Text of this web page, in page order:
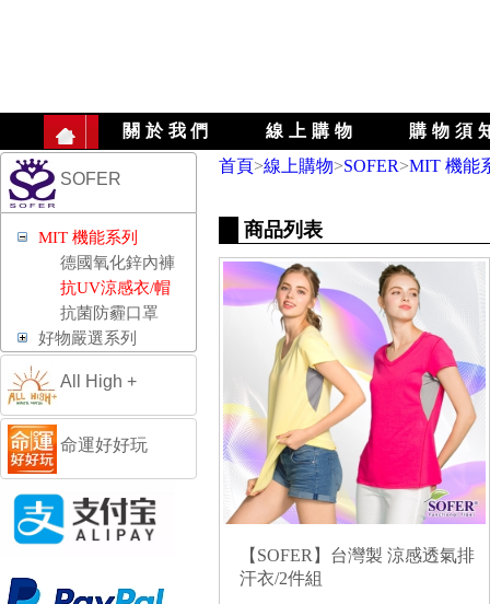
關於我們 線上購物 購物須
SOFER
MIT 機能系列
德國氧化鋅內褲
抗UV涼感衣/帽
抗菌防霾口罩
好物嚴選系列
All High +
命運好好玩
首頁>線上購物>SOFER>MIT 機能
商品列表
【SOFER】台灣製 涼感透氣排
汗衣/2件組